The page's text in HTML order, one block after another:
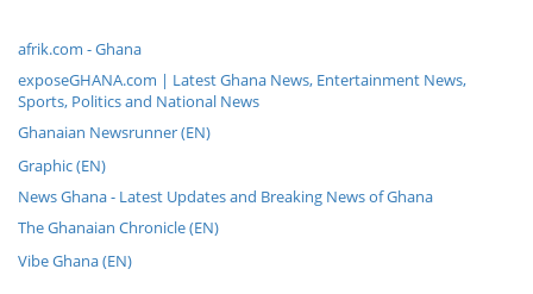
afrik.com - Ghana
exposeGHANA.com | Latest Ghana News, Entertainment News,
Sports, Politics and National News
Ghanaian Newsrunner (EN)
Graphic (EN)
News Ghana - Latest Updates and Breaking News of Ghana
The Ghanaian Chronicle (EN)
Vibe Ghana (EN)